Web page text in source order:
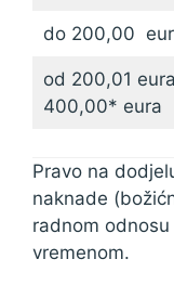
do 200,00
od 200,01
400,00* eura
Pravo na
naknade
radnom
vremenom.